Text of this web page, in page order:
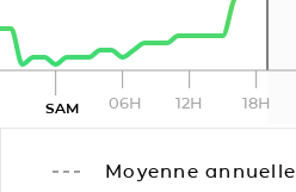
SAM 06H 12H 18H
Moyenne annuelle